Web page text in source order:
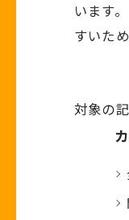
います
すいた
対象の